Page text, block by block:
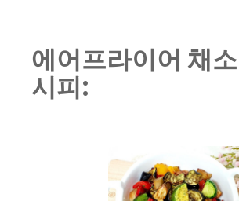
에어프라이어 채
시피: